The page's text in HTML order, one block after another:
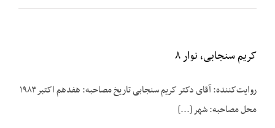
کریم سنجابی، نوار ۸
روایت‌‌کننده: آقای دکتر کریم سنجابی تاریخ مصاحبه: هفدهم اکتبر ۱۹۸۳
محل مصاحبه: شهر [...]